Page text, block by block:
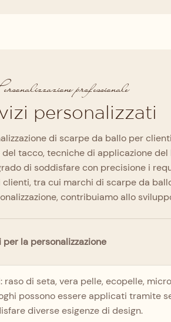
professionale
personalizzati
di scarpe da ballo per
tacco, tecniche di applicazione
di soddisfare con precisione i
tra cui marchi di scarpe da
contribuiamo allo
per la personalizzazione
raso di seta, vera pelle, ecopelle,
possono essere applicati tramite
diverse esigenze di design.